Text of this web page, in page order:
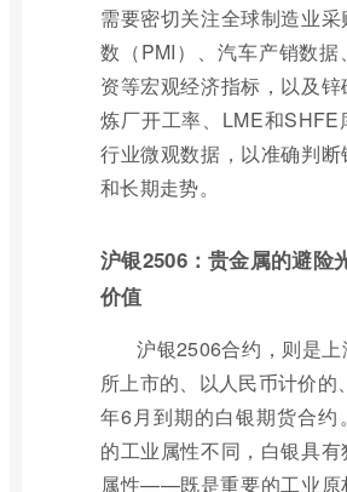
需要密切关注全球制造业
数（PMI）、汽车产销数据
资等宏观经济指标，以及
炼厂开工率、LME和SHFE
行业微观数据，以准确判
和长期走势。
沪银2506：贵金属的避险
价值
沪银2506合约，则是
所上市的、以人民币计价的
年6月到期的白银期货合约
的工业属性不同，白银具
属性——既是重要的工业原